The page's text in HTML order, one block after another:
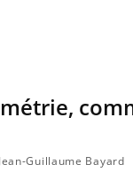
Guillaume Bayard